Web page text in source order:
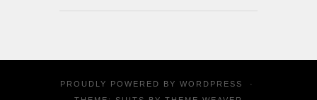
PROUDLY POWERED BY WORDPRESS
·